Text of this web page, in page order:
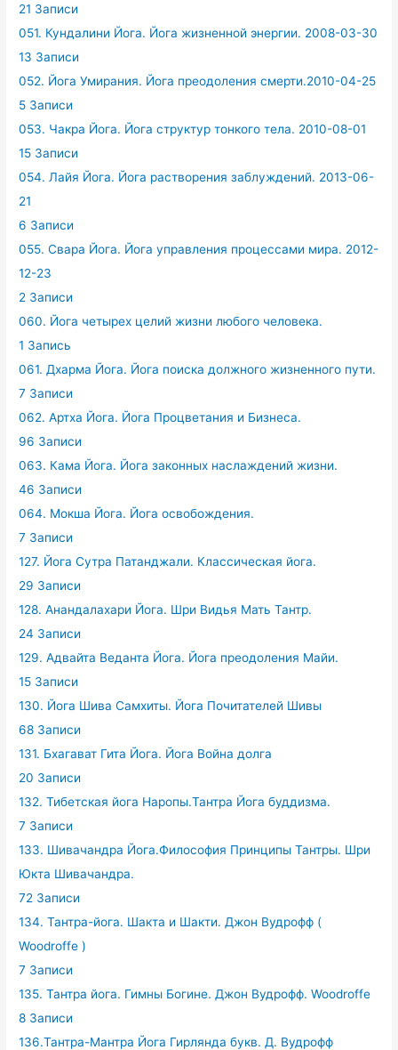
21 Записи
051. Кундалини Йога. Йога жизненной энергии. 2008-03-30
13 Записи
052. Йога Умирания. Йога преодоления смерти.2010-04-25
5 Записи
053. Чакра Йога. Йога структур тонкого тела. 2010-08-01
15 Записи
054. Лайя Йога. Йога растворения заблуждений. 2013-06-
21
6 Записи
055. Свара Йога. Йога управления процессами мира. 2012-
12-23
2 Записи
060. Йога четырех целий жизни любого человека.
1 Запись
061. Дхарма Йога. Йога поиска должного жизненного пути.
7 Записи
062. Артха Йога. Йога Процветания и Бизнеса.
96 Записи
063. Кама Йога. Йога законных наслаждений жизни.
46 Записи
064. Мокша Йога. Йога освобождения.
7 Записи
127. Йога Сутра Патанджали. Классическая йога.
29 Записи
128. Анандалахари Йога. Шри Видья Мать Тантр.
24 Записи
129. Адвайта Веданта Йога. Йога преодоления Майи.
15 Записи
130. Йога Шива Самхиты. Йога Почитателей Шивы
68 Записи
131. Бхагават Гита Йога. Йога Война долга
20 Записи
132. Тибетская йога Наропы.Тантра Йога буддизма.
7 Записи
133. Шивачандра Йога.Философия Принципы Тантры. Шри
Юкта Шивачандра.
72 Записи
134. Тантра-йога. Шакта и Шакти. Джон Вудрофф (
Woodroffe )
7 Записи
135. Тантра йога. Гимны Богине. Джон Вудрофф. Woodroffe
8 Записи
136.Тантра-Мантра Йога Гирлянда букв. Д. Вудрофф